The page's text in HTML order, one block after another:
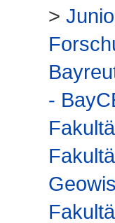
>
-